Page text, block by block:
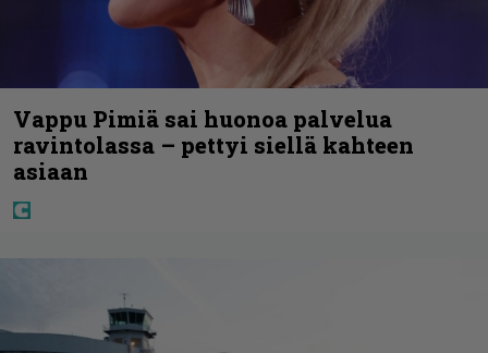
Vappu Pimiä sai huonoa palvelua
ravintolassa – pettyi siellä kahteen
asiaan